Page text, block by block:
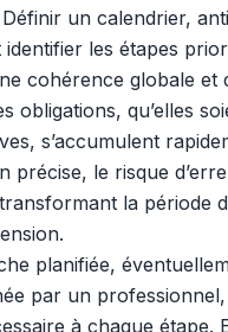
un calendrier,
identifier les étapes
cohérence globale et
obligations, qu’elles
s’accumulent
précise, le risque
la période
planifiée,
par un
à chaque étape.